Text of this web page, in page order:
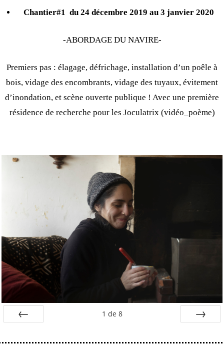
Chantier#1du 24 décembre 2019 au 3 janvier 2020
-ABORDAGE DU NAVIRE-
Premiers pas : élagage, défrichage, installation d’un poêle à
bois, vidage des encombrants, vidage des tuyaux, évitement
d’inondation, et scène ouverte publique ! Avec une première
résidence de recherche pour les Joculatrix (vidéo_poème)
1 de 8